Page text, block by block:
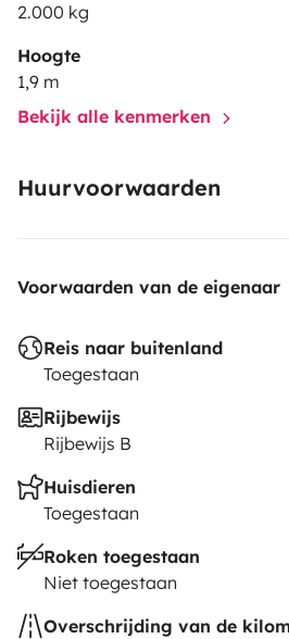
2.000 kg
Hoogte
1,9 m
Bekijk alle kenmerken
Huurvoorwaarden
Voorwaarden van de eigenaar
Reis naar buitenland
Toegestaan
Rijbewijs
Rijbewijs B
Huisdieren
Toegestaan
Roken toegestaan
Niet toegestaan
Overschrijding van de